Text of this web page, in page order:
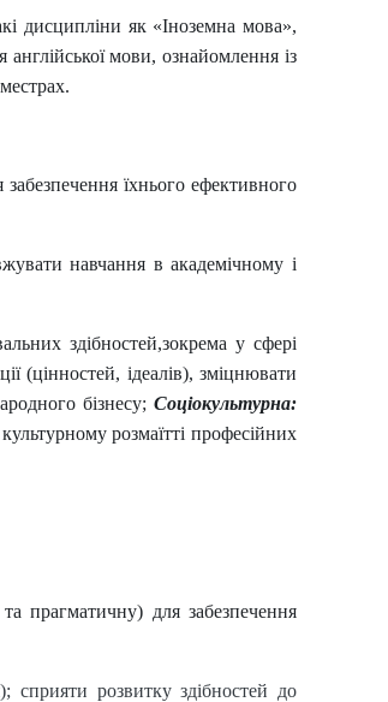
дисципліни як «Іноземна мова»,
мови, ознайомлення із
забезпечення їхнього ефективного
навчання в академічному і
здібностей,зокрема у сфері
(цінностей, ідеалів), зміцнювати
бізнесу; Соціокультурна:
розмаїтті професійних
та прагматичну) для забезпечення
сприяти розвитку здібностей до